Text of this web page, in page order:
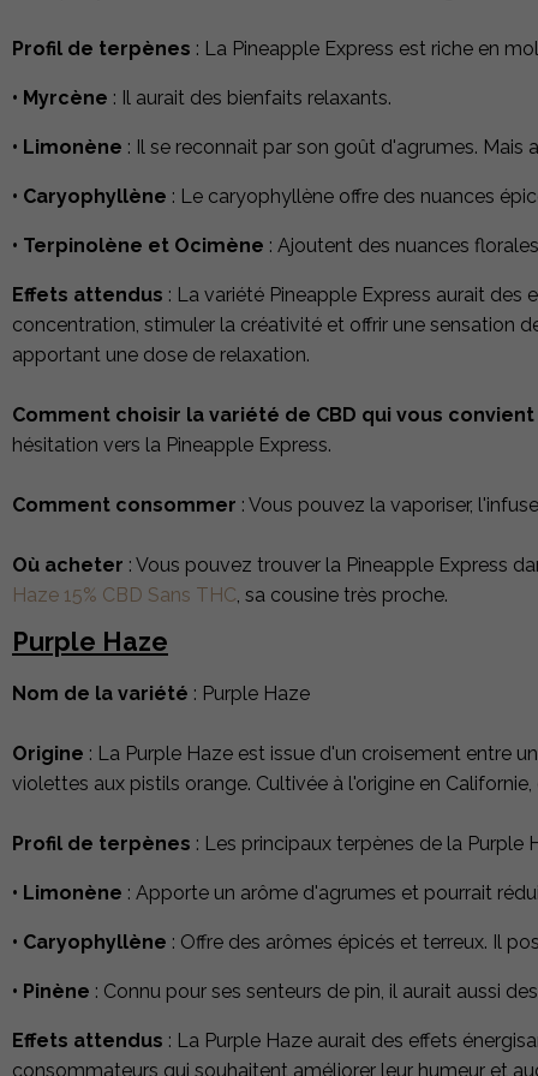
Profil de terpènes : La Pineapple Express est riche en
• Myrcène : Il aurait des bienfaits relaxants.
• Limonène : Il se reconnait par son goût d'agrumes. Mais
• Caryophyllène : Le caryophyllène offre des nuances
• Terpinolène et Ocimène : Ajoutent des nuances
Effets attendus : La variété Pineapple Express aurait
concentration, stimuler la créativité et offrir une sensation
apportant une dose de relaxation.
Comment choisir la variété de CBD qui vous convient
hésitation vers la Pineapple Express.
Comment consommer : Vous pouvez la vaporiser,
Où acheter : Vous pouvez trouver la Pineapple Express
Haze 15% CBD Sans THC, sa cousine très proche.
Purple Haze
Nom de la variété : Purple Haze
Origine : La Purple Haze est issue d'un croisement entre
violettes aux pistils orange. Cultivée à l'origine en
Profil de terpènes : Les principaux terpènes de la Purple
• Limonène : Apporte un arôme d'agrumes et pourrait
• Caryophyllène : Offre des arômes épicés et terreux. Il
• Pinène : Connu pour ses senteurs de pin, il aurait aussi
Effets attendus : La Purple Haze aurait des effets
consommateurs qui souhaitent améliorer leur humeur et